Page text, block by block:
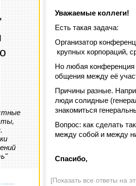
Уважаемые коллеги!
Есть такая задача:
Организатор
крупных корпораций,
Но любая конференция
общения между её
Причины разные.
люди солидные
знакомиться
Вопрос: как сделать
между собой и между
Спасибо,
[Показать все ответы на